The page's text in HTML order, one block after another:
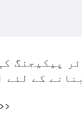
پیکیجنگ
کے لئے
مزید دیکھیں >>